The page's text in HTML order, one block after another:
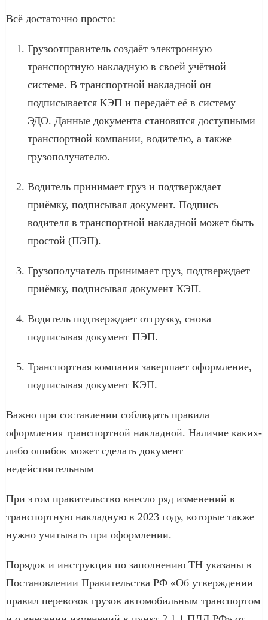
Всё достаточно просто:
Грузоотправитель создаёт электронную
транспортную накладную в своей учётной
системе. В транспортной накладной он
подписывается КЭП и передаёт её в систему
ЭДО. Данные документа становятся доступными
транспортной компании, водителю, а также
грузополучателю.
Водитель принимает груз и подтверждает
приёмку, подписывая документ. Подпись
водителя в транспортной накладной может быть
простой (ПЭП).
Грузополучатель принимает груз, подтверждает
приёмку, подписывая документ КЭП.
Водитель подтверждает отгрузку, снова
подписывая документ ПЭП.
Транспортная компания завершает оформление,
подписывая документ КЭП.
Важно при составлении соблюдать правила
оформления транспортной накладной. Наличие каких-
либо ошибок может сделать документ
недействительным
При этом правительство внесло ряд изменений в
транспортную накладную в 2023 году, которые также
нужно учитывать при оформлении.
Порядок и инструкция по заполнению ТН указаны в
Постановлении Правительства РФ «Об утверждении
правил перевозок грузов автомобильным транспортом